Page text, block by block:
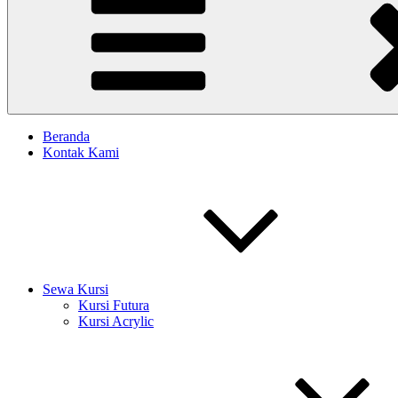
Beranda
Kontak Kami
Sewa Kursi
Kursi Futura
Kursi Acrylic